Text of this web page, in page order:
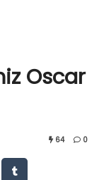
Oscar
64 0